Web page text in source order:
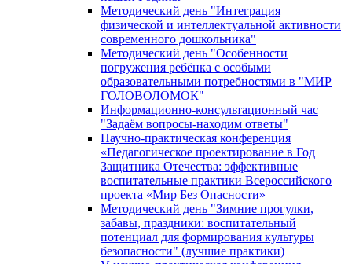
Методический день "Интеграция
физической и интеллектуальной активности
современного дошкольника"
Методический день "Особенности
погружения ребёнка с особыми
образовательными потребностями в "МИР
ГОЛОВОЛОМОК"
Информационно-консультационный час
"Задаём вопросы-находим ответы"
Научно-практическая конференция
«Педагогическое проектирование в Год
Защитника Отечества: эффективные
воспитательные практики Всероссийского
проекта «Мир Без Опасности»
Методический день "Зимние прогулки,
забавы, праздники: воспитательный
потенциал для формирования культуры
безопасности" (лучшие практики)